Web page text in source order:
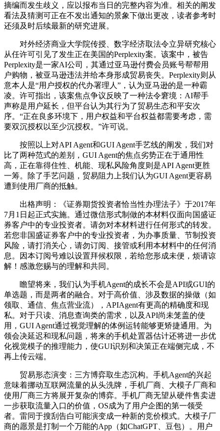
摘编而发生歧义，应以报布当日的完整内容为准。相关的阐发
看法及猜测可正在不发出通知的景象下做出更改，读者参考时
还须及时后续最新的研究进展。
对外经济商业大学院传授、数字经济取法令立异研究核心
从任许可引见了发生正在美国的Perplexity案。该案中，被告
Perplexity是一家AI公司，其通过亚马逊付费会员账号帮帮用
户购物，被亚马逊违法并给本身形成贸易丧失。Perplexity则从
意本人是“用户授权的代办署理人”，认为亚马逊的是一种霸
凌。许可指出，该案焦点争议反映了一种法令窘境：AI帮手
声称是用户延长，但平台认为其行为了贸易生态和平安次
序。“正在良多环境下，用户权益和平台权益都需要考虑，需
要双沉授权以至少沉授权。”许可说。
按照以上对API Agent和GUI Agent手艺线的阐发，我们对
比了两种范式的差别，GUI Agent的焦点劣势正在于通用性
高，正在靠得住性、机能、现私风险角度则是API Agent更胜
一筹。除了手艺问题，贸易阻力上我们认为GUI Agent更容易
遭到使用厂商的抵触。
出格声明：《证券期货投资者恰当性办理法子》于2017年
7月1日起正式实施。通过微信形式制做的本材料仅面向国盛证
券客户中的专业投资者。请勿对本材料进行任何形式的转发。
若您非国盛证券客户中的专业投资者，为办事质量、节制投资
风险，请打消关心，请勿订阅、接管或利用本材料中的任何消
息。因本订阅号难以设置拜候权限，若给您形成未便，烦请谅
解！感激您赐与的理解和共同。
瞻望将来，我们认为手机Agent的成长不会是API或GUI的
单选题，而是两者的融合。对于高价值、涉及数据的操做（如
领取、通信、焦点营业流），APIAgent有更高的精确度和现
私。对于只读、消息查询类的需求，以及API尚未笼盖的使
用，GUI Agent通过视觉理解的体例运转能够更矫捷通用。为
领会决延迟和现私问题，将来的手机处置器估计还将进一步优
化视觉模子的推理能力，使GUI识别和决策正在端侧完成，不
再上传云端。
贸易形态演变：三方博弈取生态沉构。手机Agent的兴起
意味着挪动互联网流量的从头洗牌，手机厂商、大模子厂商和
使用厂商三方将展开复杂的博弈。手机厂商无望从硬件售卖进
一步获取流量入口的价值，OS成为了用户企图的第一领受
者。雷同于搜刮告白可能演变成一种新的竞价模式。大模子厂
商的愿景是打制一个万能的App（如ChatGPT、豆包）。用户